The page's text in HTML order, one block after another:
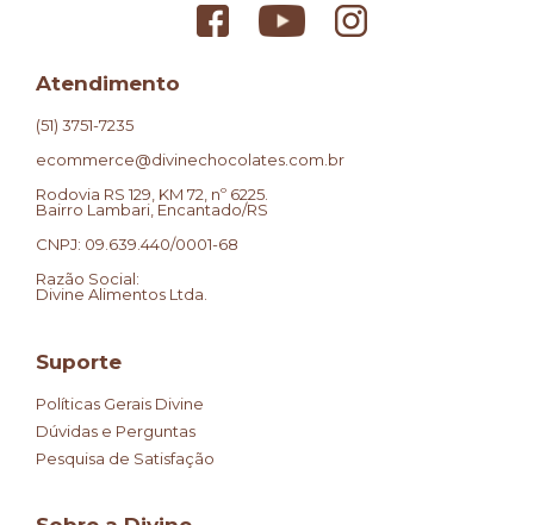
Atendimento
(51) 3751-7235
ecommerce@divinechocolates.com.br
Rodovia RS 129, KM 72, nº 6225.
Bairro Lambari, Encantado/RS
CNPJ: 09.639.440/0001-68
Razão Social:
Divine Alimentos Ltda.
Suporte
Políticas Gerais Divine
Dúvidas e Perguntas
Pesquisa de Satisfação